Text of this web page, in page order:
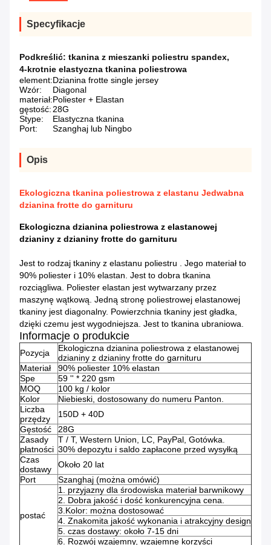
Specyfikacje
Podkreślić: tkanina z mieszanki poliestru spandex,
4-krotnie elastyczna tkanina poliestrowa
element:Dzianina frotte single jersey
Wzór:
Diagonal
materiał:Poliester + Elastan
gęstość:28G
Stype:
Elastyczna tkanina
Port:
Szanghaj lub Ningbo
Opis
Ekologiczna tkanina poliestrowa z elastanu Jedwabna
dzianina frotte do garnituru
Ekologiczna dzianina poliestrowa z elastanowej
dzianiny z dzianiny frotte do garnituru
Jest to rodzaj tkaniny z elastanu poliestru . Jego materiał to
90% poliester i 10% elastan. Jest to dobra tkanina
rozciągliwa. Poliester elastan jest wytwarzany przez
maszynę wątkową. Jedną stronę poliestrowej elastanowej
tkaniny jest diagonalny. Powierzchnia tkaniny jest gładka,
dzięki czemu jest wygodniejsza. Jest to tkanina ubraniowa.
Informacje o produkcie
Pozycja
Ekologiczna dzianina poliestrowa z elastanowej
dzianiny z dzianiny frotte do garnituru
Materiał
90% poliester 10% elastan
Spe
59 '' * 220 gsm
MOQ
100 kg / kolor
Kolor
Niebieski, dostosowany do numeru Panton.
Liczba
przędzy
150D + 40D
Gęstość
28G
Zasady
płatności
T / T, Western Union, LC, PayPal, Gotówka.
30% depozytu i saldo zapłacone przed wysyłką
Czas
dostawy
Około 20 lat
Port
Szanghaj (można omówić)
postać
1. przyjazny dla środowiska materiał barwnikowy
2. Dobra jakość i dość konkurencyjna cena.
3.Kolor: można dostosować
4. Znakomita jakość wykonania i atrakcyjny design
5. czas dostawy: około 7-15 dni
6. Rozwój wzajemny, wzajemne korzyści